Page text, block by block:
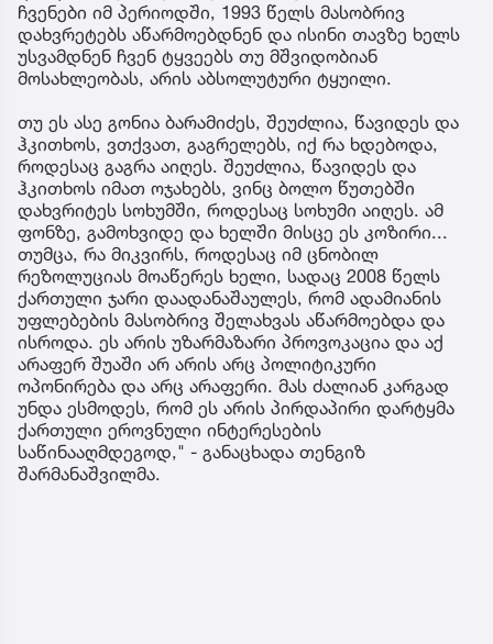
ჩვენები იმ პერიოდში, 1993 წელს მასობრივ
დახვრეტებს აწარმოებდნენ და ისინი თავზე ხელს
უსვამდნენ ჩვენ ტყვეებს თუ მშვიდობიან
მოსახლეობას, არის აბსოლუტური ტყუილი.
თუ ეს ასე გონია ბარამიძეს, შეუძლია, წავიდეს და
ჰკითხოს, ვთქვათ, გაგრელებს, იქ რა ხდებოდა,
როდესაც გაგრა აიღეს. შეუძლია, წავიდეს და
ჰკითხოს იმათ ოჯახებს, ვინც ბოლო წუთებში
დახვრიტეს სოხუმში, როდესაც სოხუმი აიღეს. ამ
ფონზე, გამოხვიდე და ხელში მისცე ეს კოზირი...
თუმცა, რა მიკვირს, როდესაც იმ ცნობილ
რეზოლუციას მოაწერეს ხელი, სადაც 2008 წელს
ქართული ჯარი დაადანაშაულეს, რომ ადამიანის
უფლებების მასობრივ შელახვას აწარმოებდა და
ისროდა. ეს არის უზარმაზარი პროვოკაცია და აქ
არაფერ შუაში არ არის არც პოლიტიკური
ოპონირება და არც არაფერი. მას ძალიან კარგად
უნდა ესმოდეს, რომ ეს არის პირდაპირი დარტყმა
ქართული ეროვნული ინტერესების
საწინააღმდეგოდ," - განაცხადა თენგიზ
შარმანაშვილმა.